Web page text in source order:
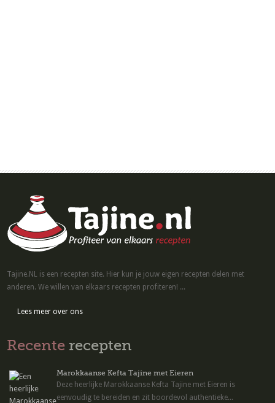
Tajine.NL is een recepten site. Hier kun je jouw eigen recepten delen met
anderen. We willen van elkaars recepten profiteren! ...
Lees meer over ons
Recente recepten
Marokkaanse Kefta Tajine met Eieren
Deze heerlijke Marokkaanse Kefta Tajine met Eieren is
eenvoudig te bereiden en zit boordevol authentieke...